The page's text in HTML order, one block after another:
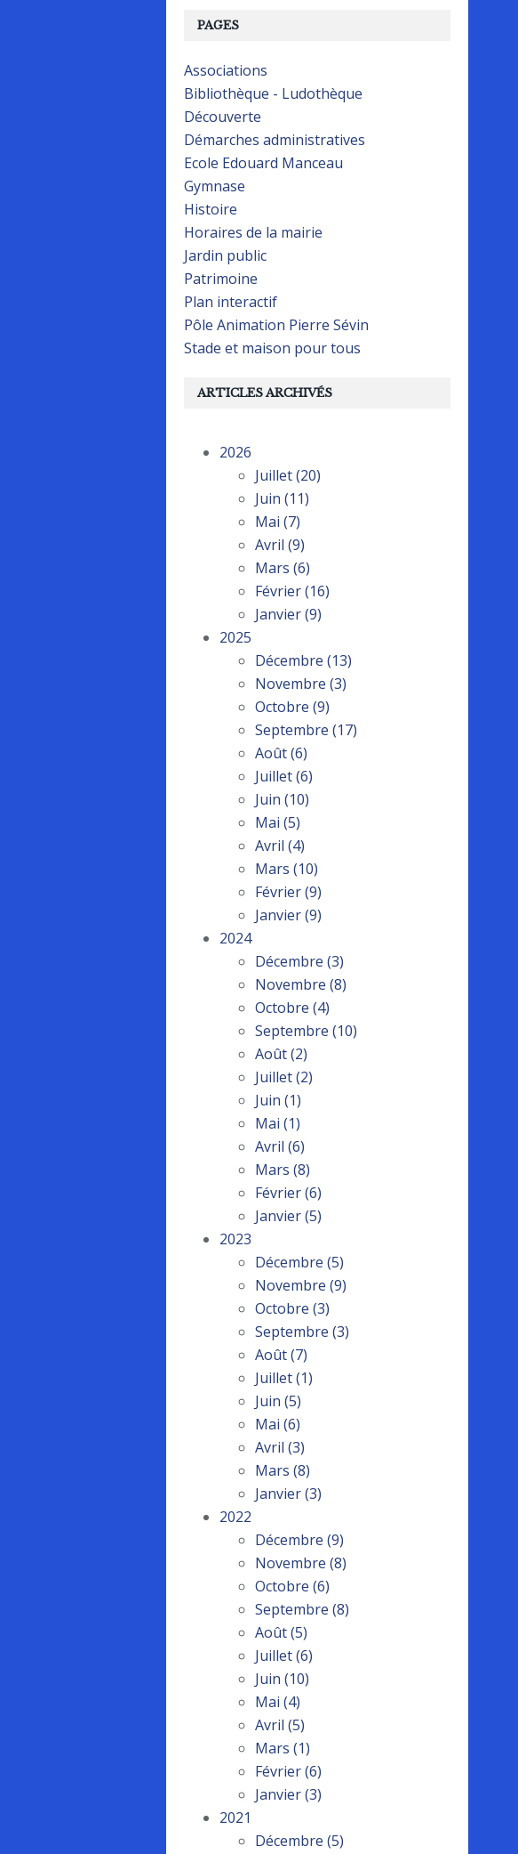
PAGES
Associations
Bibliothèque - Ludothèque
Découverte
Démarches administratives
Ecole Edouard Manceau
Gymnase
Histoire
Horaires de la mairie
Jardin public
Patrimoine
Plan interactif
Pôle Animation Pierre Sévin
Stade et maison pour tous
ARTICLES ARCHIVÉS
2026
Juillet(20)
Juin (11)
Mai (7)
Avril (9)
Mars (6)
Février(16)
Janvier(9)
2025
Décembre (13)
Novembre (3)
Octobre (9)
Septembre (17)
Août(6)
Juillet(6)
Juin (10)
Mai (5)
Avril (4)
Mars (10)
Février(9)
Janvier(9)
2024
Décembre (3)
Novembre (8)
Octobre (4)
Septembre (10)
Août(2)
Juillet(2)
Juin (1)
Mai (1)
Avril (6)
Mars (8)
Février(6)
Janvier(5)
2023
Décembre (5)
Novembre (9)
Octobre (3)
Septembre (3)
Août(7)
Juillet(1)
Juin (5)
Mai (6)
Avril (3)
Mars (8)
Janvier(3)
2022
Décembre (9)
Novembre (8)
Octobre (6)
Septembre (8)
Août(5)
Juillet(6)
Juin (10)
Mai (4)
Avril (5)
Mars (1)
Février(6)
Janvier(3)
2021
Décembre (5)